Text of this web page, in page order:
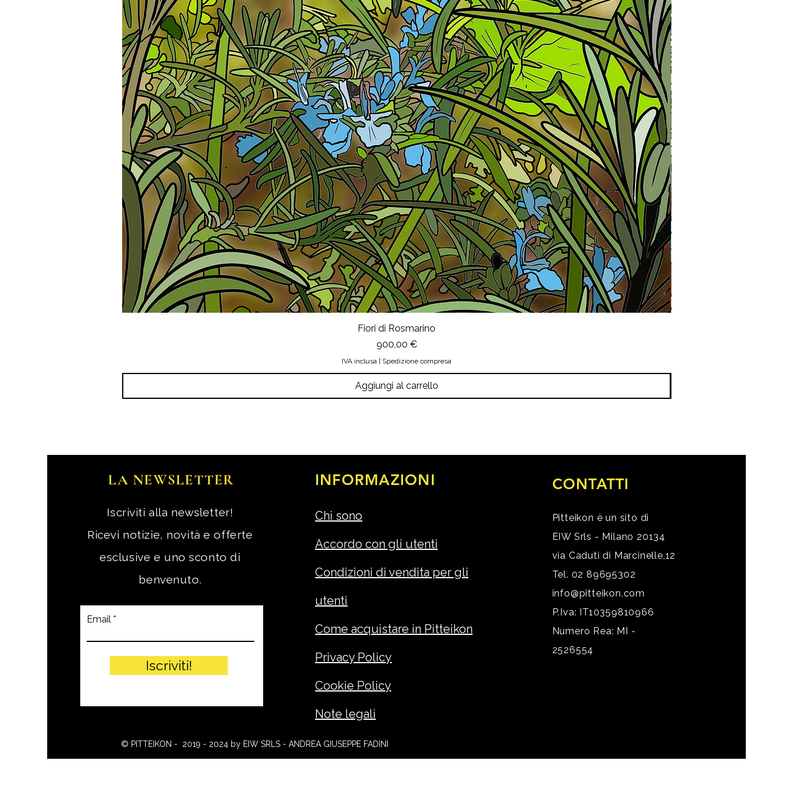
Fiori di Rosmarino
Prezzo
900,00 €
IVA inclusa Spedizione compresa
Aggiungi al carrello
LA NEWSLETTER
Iscriviti alla newsletter!
Ricevi notizie, novità e offerte
esclusive e uno sconto di
benvenuto.
Email
Iscriviti!
INFORMAZIONI
Chi sono
Accordo con gli utenti
Condizioni di vendita per gli
utenti
Come acquistare in Pitteikon
Privacy Policy
Cookie Policy
Note legali
CONTATTI
Pitteikon è un sito di
EIW Srls - Milano 20134
via Caduti di Marcinelle,12
Tel. 02 89695302
info@pitteikon.com
P.Iva: IT10359810966
Numero Rea: MI -
2526554
© PITTEIKON - 2019 - 2024 by EIW SRLS - ANDREA GIUSEPPE FADINI